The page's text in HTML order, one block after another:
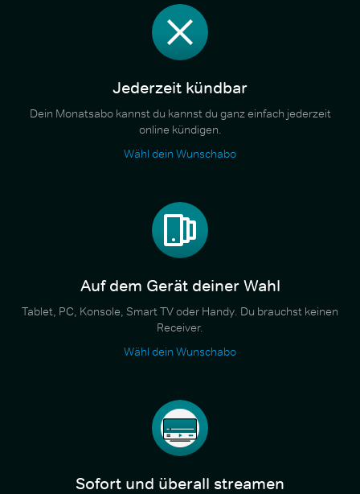
Jederzeit kündbar
Dein Monatsabo kannst du kannst du ganz einfach jederzeit
online kündigen.
Wähl dein Wunschabo
Auf dem Gerät deiner Wahl
Tablet, PC, Konsole, Smart TV oder Handy. Du brauchst keinen
Receiver.
Wähl dein Wunschabo
Sofort und überall streamen